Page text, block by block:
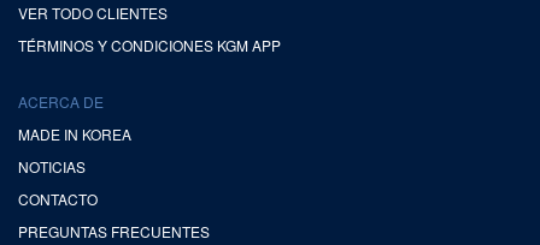
VER TODO CLIENTES
TÉRMINOS Y CONDICIONES KGM APP
ACERCA DE
MADE IN KOREA
NOTICIAS
CONTACTO
PREGUNTAS FRECUENTES